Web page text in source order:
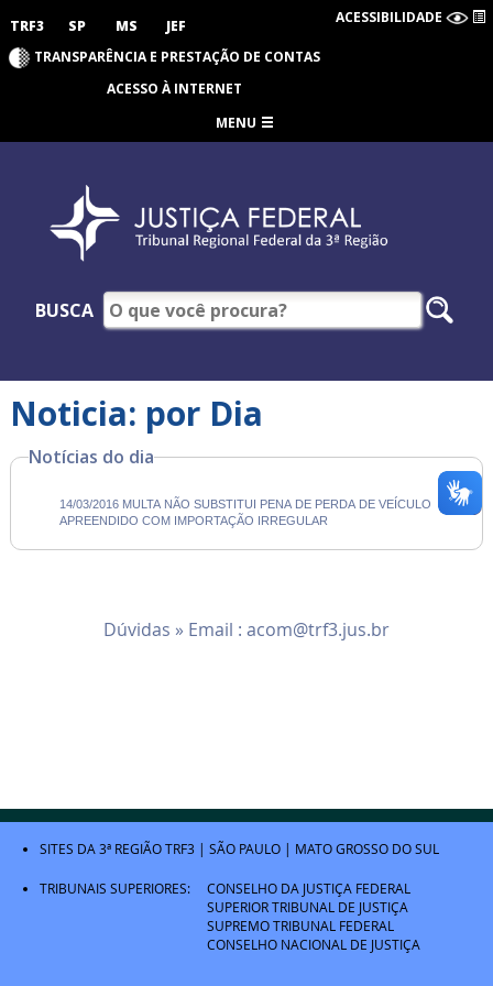
TRF3 SP MS JEF ACESSIBILIDADE
TRANSPARÊNCIA E PRESTAÇÃO DE CONTAS
ACESSO À INTERNET
MENU
BUSCA
Noticia: por Dia
Notícias do dia
14/03/2016 MULTA NÃO SUBSTITUI PENA DE PERDA DE VEÍCULO
APREENDIDO COM IMPORTAÇÃO IRREGULAR
Dúvidas » Email : acom@trf3.jus.br
SITES DA 3ª REGIÃOTRF3 | SÃO PAULO | MATO GROSSO DO SUL
TRIBUNAIS SUPERIORES:
CONSELHO DA JUSTIÇA FEDERAL
SUPERIOR TRIBUNAL DE JUSTIÇA
SUPREMO TRIBUNAL FEDERAL
CONSELHO NACIONAL DE JUSTIÇA